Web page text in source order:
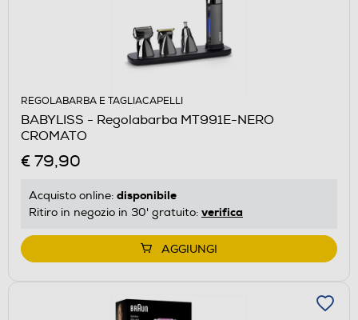
REGOLABARBA E TAGLIACAPELLI
BABYLISS - Regolabarba MT991E-NERO
CROMATO
€ 79,90
Acquisto online: disponibile
Ritiro in negozio in 30' gratuito: verifica
AGGIUNGI